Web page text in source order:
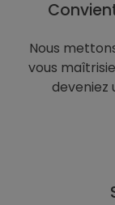
Nous
vous
deveniez